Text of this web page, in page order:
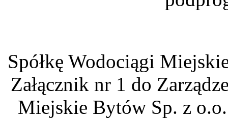
Spółkę Wodociągi
Załącznik nr 1 do
Miejskie Bytów Sp. z